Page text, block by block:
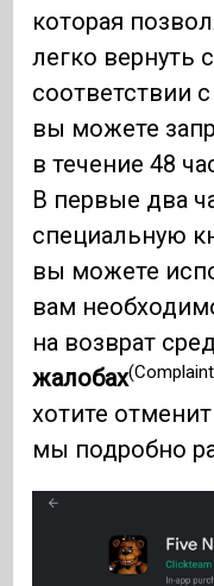
которая
легко вернуть
соответствии
вы можете
в течение 48
В первые два
специальную
вы можете
вам
на возврат
жалобах
хотите
мы подробно